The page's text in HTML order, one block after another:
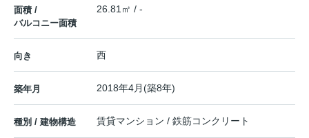
面積 /
バルコニー面積
26.81㎡ / -
向き 西
築年月 2018年4月(築8年)
種別 / 建物構造 賃貸マンション / 鉄筋コンクリート